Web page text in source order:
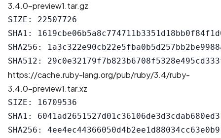
3.4.0-preview1.tar.gz
SIZE: 22507726
SHA1:
SHA256:
https://cache.ruby-lang.org/pub/ruby/3.4/ruby-
3.4.0-preview1.tar.xz
SIZE: 16709536
SHA1:
SHA256: